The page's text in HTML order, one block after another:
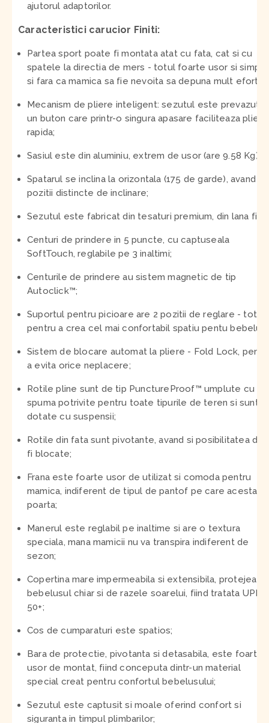
ajutorul adaptorilor.
Caracteristici carucior Finiti:
Partea sport poate fi montata atat cu fata, cat si cu
spatele la directia de mers - totul foarte usor si simplu
si fara ca mamica sa fie nevoita sa depuna mult efort;
Mecanism de pliere inteligent: sezutul este prevazut
un buton care printr-o singura apasare faciliteaza
rapida;
Sasiul este din aluminiu, extrem de usor (are 9.58 Kg);
Spatarul se inclina la orizontala (175 de garde), avand 5
pozitii distincte de inclinare;
Sezutul este fabricat din tesaturi premium, din lana fina;
Centuri de prindere in 5 puncte, cu captuseala
SoftTouch, reglabile pe 3 inaltimi;
Centurile de prindere au sistem magnetic de tip
Autoclick™;
Suportul pentru picioare are 2 pozitii de reglare - totul
pentru a crea cel mai confortabil spatiu pentu
Sistem de blocare automat la pliere - Fold Lock,
a evita orice neplacere;
Rotile pline sunt de tip PunctureProof™ umplute cu
spuma potrivite pentru toate tipurile de teren si sunt
dotate cu suspensii;
Rotile din fata sunt pivotante, avand si posibilitatea de
fi blocate;
Frana este foarte usor de utilizat si comoda pentru
mamica, indiferent de tipul de pantof pe care acesta il
poarta;
Manerul este reglabil pe inaltime si are o textura
speciala, mana mamicii nu va transpira indiferent de
sezon;
Copertina mare impermeabila si extensibila, protejeaza
bebelusul chiar si de razele soarelui, fiind tratata UPF
50+;
Cos de cumparaturi este spatios;
Bara de protectie, pivotanta si detasabila, este foarte
usor de montat, fiind conceputa dintr-un material
special creat pentru confortul bebelusului;
Sezutul este captusit si moale oferind confort si
siguranta in timpul plimbarilor;